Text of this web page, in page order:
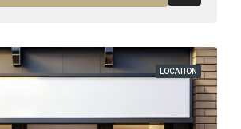
LOCATION